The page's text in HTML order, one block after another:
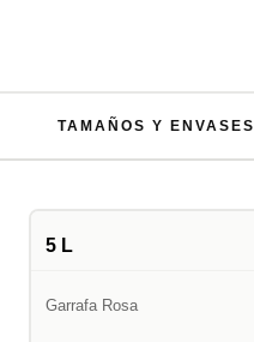
TAMAÑOS Y ENVASES
5 L
Garrafa Rosa